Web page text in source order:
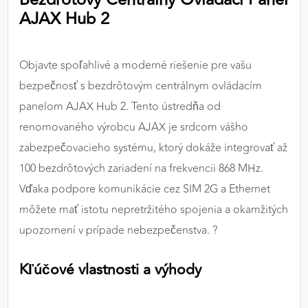
AJAX Hub 2
Objavte spoľahlivé a moderné riešenie pre vašu
bezpečnosť s bezdrôtovým centrálnym ovládacím
panelom AJAX Hub 2. Tento ústredňa od
renomovaného výrobcu AJAX je srdcom vášho
zabezpečovacieho systému, ktorý dokáže integrovať až
100 bezdrôtových zariadení na frekvencii 868 MHz.
Vďaka podpore komunikácie cez SIM 2G a Ethernet
môžete mať istotu nepretržitého spojenia a okamžitých
upozornení v prípade nebezpečenstva. ?️
Kľúčové vlastnosti a výhody
výkon a funkčnosť našich stránok.
Poskytovateľ:
MARKETINGOVÉ COOKIES
Marketingové cookies sa používajú na sledovanie
správania používateľov naprieč webovými
stránkami. Umožňujú nám a našim partnerom
zobrazovať cielenú a relevantnú reklamu, a to na
našom webe aj v reklamných sieťach tretích strán.
Poskytovateľ: Google